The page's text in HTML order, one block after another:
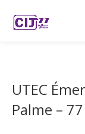
UTEC
Palme –